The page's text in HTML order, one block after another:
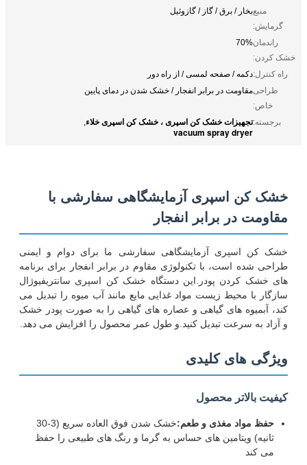
منبع
گرمایش:
بخار / برق / گاز / گازوئیل
راندمان
خشک کردن:
70%
راه کنترل:دکمه / صفحه لمسی / از راه دور
طراحی
خاص:
مقاومت در برابر انفجار / خشک شدن در دمای پایین
برجسته:تجهیزات خشک کن اسپری ، خشک کن اسپری خلاء,
vacuum spray dryer
خشک کن اسپری آزمایشگاهی سفارشی با
مقاومت در برابر انفجار
خشک کن اسپری آزمایشگاهی سفارشی ما برای دوام و ایمنی
طراحی شده است، با تکنولوژی مقاوم در برابر انفجار برای برنامه
های خشک کردن پودر.این دستگاه خشک کن اسپری سانتریفیوژال
سازگار با محیط زیست مواد غذایی مایع مانند آب میوه را تبدیل می
کند، آبمیوه های گیاهی و عصاره های گیاهی را به صورت پودر خشک
و آزاد به سرعت تبدیل کنید.و طول عمر محصول را افزایش می دهد.
ویژگی های کلیدی
کیفیت بالاتر محصول
حفظ مواد مغذی و طعم:
خشک شدن فوق العاده سریع (3-30
ثانیه) ویتامین های حساس به گرما و رنگ های طبیعی را حفظ
می کند